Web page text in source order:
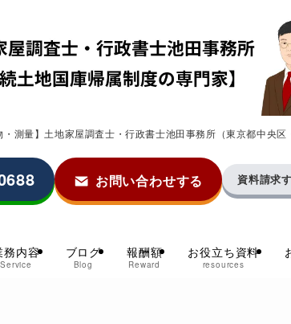
測量】土地家屋調査士・行政書士池田事務所（東京都中央区
務内容
Service
ブログ
Blog
報酬額
Reward
お役立ち資料
resources
お問い合わせする 資料請求